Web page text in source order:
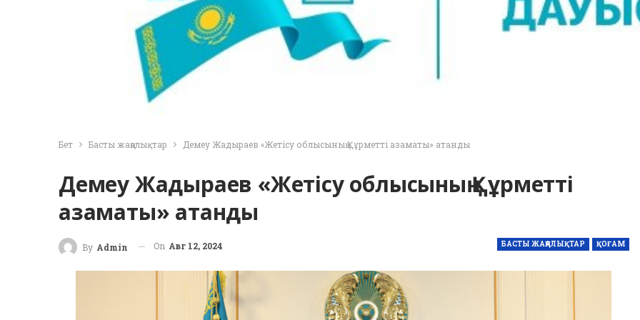
Бет Басты жаңалықтар Демеу Жадыраев «Жетісу облысының Құрметті азаматы» атанды
Демеу Жадыраев «Жетісу облысының Құрметті
азаматы» атанды
БАСТЫ ЖАҢАЛЫҚТАР ҚОҒАМ
By Admin On Авг 12, 2024